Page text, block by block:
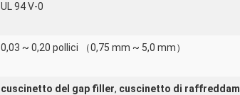
UL 94 V-0
0,03 ~ 0,20 pollici （0,75 mm ~ 5,0 mm）
cuscinetto del gap filler, cuscinetto di